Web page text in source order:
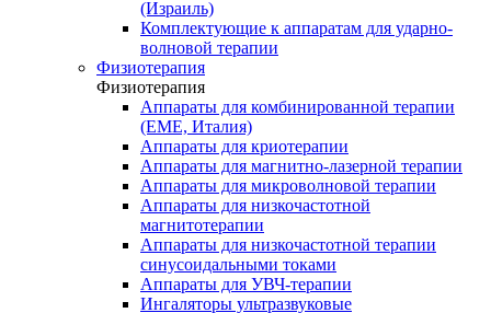
(Израиль)
Комплектующие к аппаратам для ударно-
волновой терапии
Физиотерапия
Физиотерапия
Аппараты для комбинированной терапии
(EME, Италия)
Аппараты для криотерапии
Аппараты для магнитно-лазерной терапии
Аппараты для микроволновой терапии
Аппараты для низкочастотной
магнитотерапии
Аппараты для низкочастотной терапии
синусоидальными токами
Аппараты для УВЧ-терапии
Ингаляторы ультразвуковые